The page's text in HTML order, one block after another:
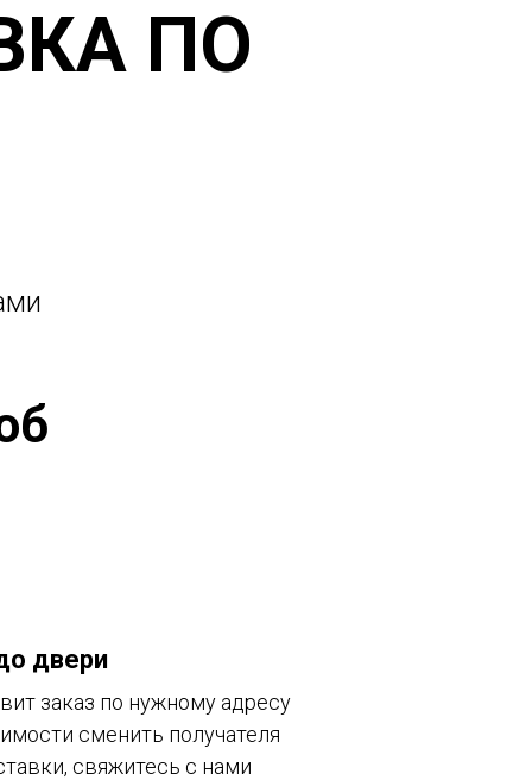
ПО
двери
заказ по нужному адресу
сменить получателя
свяжитесь с нами